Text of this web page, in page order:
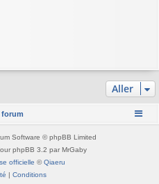
Aller
Software © phpBB Limited
phpBB 3.2 par MrGaby
officielle ©Qiaeru
| Conditions